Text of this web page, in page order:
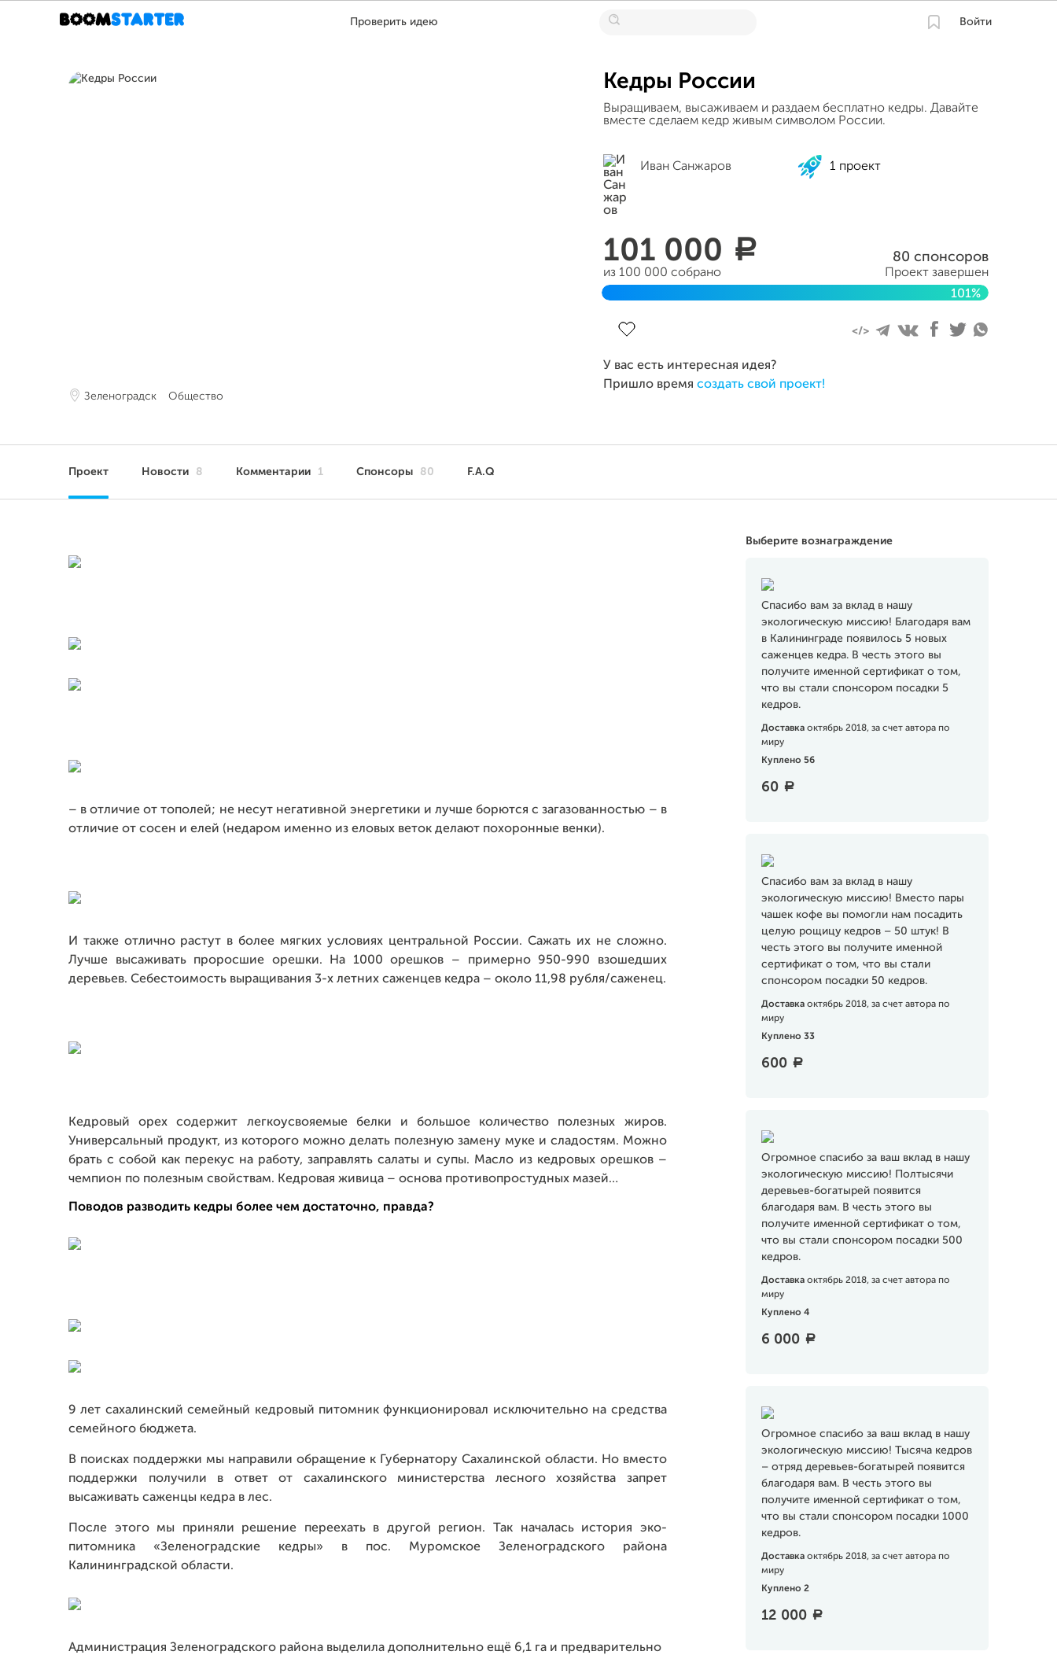
Проверить идею Войти
Зеленоградск Общество
Кедры России
Выращиваем, высаживаем и раздаем бесплатно кедры. Давайте
вместе сделаем кедр живым символом России.
Иван Санжаров 1 проект
101 000 a
из 100 000 собрано
80 спонсоров
Проект завершен
101%
У вас есть интересная идея?
Пришло время создать свой проект!
Проект Новости 8 Комментарии 1 Спонсоры 80 F.A.Q
Выберите вознаграждение
Спасибо вам за вклад в нашу
экологическую миссию! Благодаря вам
в Калининграде появилось 5 новых
саженцев кедра. В честь этого вы
получите именной сертификат о том,
что вы стали спонсором посадки 5
кедров.
Доставка октябрь 2018, за счет автора по
миру
Куплено 56
60 a
Спасибо вам за вклад в нашу
экологическую миссию! Вместо пары
чашек кофе вы помогли нам посадить
целую рощицу кедров – 50 штук! В
честь этого вы получите именной
сертификат о том, что вы стали
спонсором посадки 50 кедров.
Доставка октябрь 2018, за счет автора по
миру
Куплено 33
600 a
Огромное спасибо за ваш вклад в нашу
экологическую миссию! Полтысячи
деревьев-богатырей появится
благодаря вам. В честь этого вы
получите именной сертификат о том,
что вы стали спонсором посадки 500
кедров.
Доставка октябрь 2018, за счет автора по
миру
Куплено 4
6 000 a
Огромное спасибо за ваш вклад в нашу
экологическую миссию! Тысяча кедров
– отряд деревьев-богатырей появится
благодаря вам. В честь этого вы
получите именной сертификат о том,
что вы стали спонсором посадки 1000
кедров.
Доставка октябрь 2018, за счет автора по
миру
Куплено 2
12 000 a
– в отличие от тополей; не несут негативной энергетики и лучше борются с загазованностью – в
отличие от сосен и елей (недаром именно из еловых веток делают похоронные венки).
И также отлично растут в более мягких условиях центральной России. Сажать их не сложно.
Лучше высаживать проросшие орешки. На 1000 орешков – примерно 950-990 взошедших
деревьев. Себестоимость выращивания 3-х летних саженцев кедра – около 11,98 рубля/саженец.
Кедровый орех содержит легкоусвояемые белки и большое количество полезных жиров.
Универсальный продукт, из которого можно делать полезную замену муке и сладостям. Можно
брать с собой как перекус на работу, заправлять салаты и супы. Масло из кедровых орешков –
чемпион по полезным свойствам. Кедровая живица – основа противопростудных мазей…
Поводов разводить кедры более чем достаточно, правда?
9 лет сахалинский семейный кедровый питомник функционировал исключительно на средства
семейного бюджета.
В поисках поддержки мы направили обращение к Губернатору Сахалинской области. Но вместо
поддержки получили в ответ от сахалинского министерства лесного хозяйства запрет
высаживать саженцы кедра в лес.
После этого мы приняли решение переехать в другой регион. Так началась история эко-
питомника «Зеленоградские кедры» в пос. Муромское Зеленоградского района
Калининградской области.
Администрация Зеленоградского района выделила дополнительно ещё 6,1 га и предварительно